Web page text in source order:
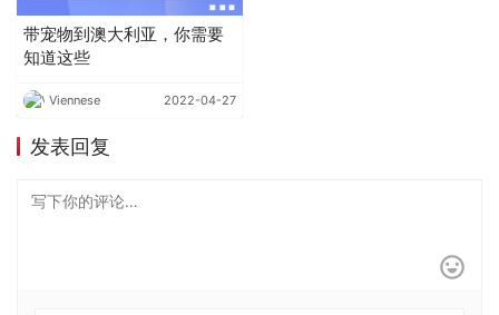
带宠物到澳大利亚，你需要
知道这些
Viennese 2022-04-27
发表回复